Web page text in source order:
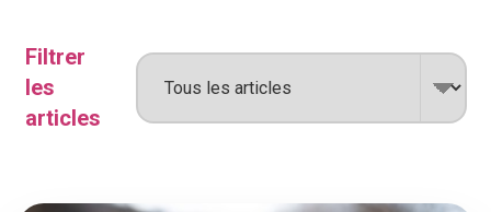
Filtrer
les
articles